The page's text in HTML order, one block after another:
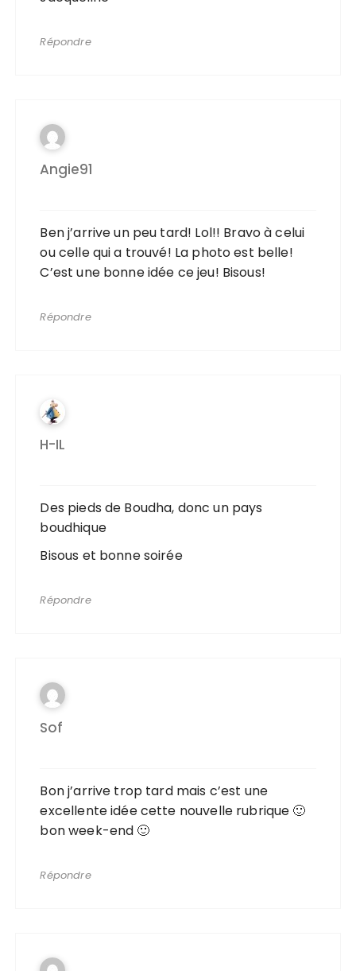
Répondre
Angie91
Ben j’arrive un peu tard! Lol!! Bravo à celui
ou celle qui a trouvé! La photo est belle!
C’est une bonne idée ce jeu! Bisous!
Répondre
H-IL
Des pieds de Boudha, donc un pays
boudhique
Bisous et bonne soirée
Répondre
Sof
Bon j’arrive trop tard mais c’est une
excellente idée cette nouvelle rubrique 🙂
bon week-end 🙂
Répondre